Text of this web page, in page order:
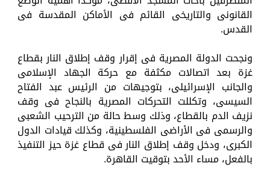
القانونى والتاريخى القائم فى الأماكن المقدسة فى
القدس.
ونجحت الدولة المصرية فى إقرار وقف إطلاق النار بقطاع
غزة بعد اتصالات مكثفة مع حركة الجهاد الإسلامى
والجانب الإسرائيلى، بتوجيهات من الرئيس عبد الفتاح
السيسى، وتكللت التحركات المصرية بالنجاح فى وقف
نزيف الدم بالقطاع، وذلك وسط حالة من الترحيب الشعبى
والرسمى فى الأراضى الفلسطينية، وكذلك قيادات الدول
الكبرى، ودخل وقف إطلاق النار فى قطاع غزة حيز التنفيذ
بالفعل، مساء الأحد بتوقيت القاهرة.